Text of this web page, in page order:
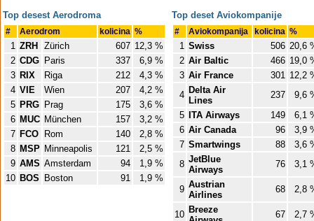
Top desest Aerodroma
# Aerodrom kolicina %
1 ZRH Zürich 607 12,3 %
2 CDG Paris 337
6,9 %
3 RIX Riga 212
4,3 %
4 VIE Wien 207
4,2 %
5 PRG Prag 175
3,6 %
6 MUC München 157
3,2 %
7 FCO Rom 140
2,8 %
8 MSP Minneapolis 121
2,5 %
9 AMS Amsterdam 94
1,9 %
10 BOS Boston 91 1,9 %
Top deset Aviokompanije
# Aviokompanija kolicina %
1 Swiss 506 20,6
2 Air Baltic 466 19,0
3 Air France 301 12,2
4 Delta Air
Lines
237
9,6
5
ITA Airways 149
6,1
6 Air Canada 96
3,9
7 Smartwings 88
3,6
8 JetBlue
Airways
76 3,1
9 Austrian
Airlines
68 2,8
10 Breeze
67 2,7